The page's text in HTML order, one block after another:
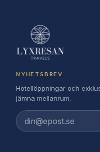
NYHETSBREV
Hotellöppningar och
jämna mellanrum.